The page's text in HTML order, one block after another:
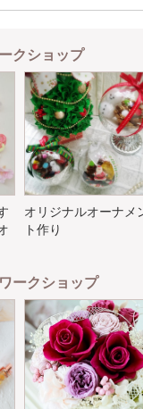
クショップ
オリジナルオーナメ
ト作り
ークショップ